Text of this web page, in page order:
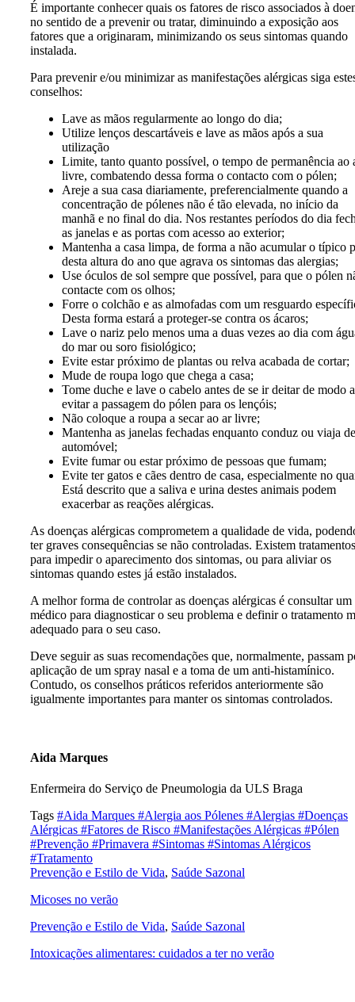
É importante conhecer quais os fatores de risco associados à
no sentido de a prevenir ou tratar, diminuindo a exposição aos
fatores que a originaram, minimizando os seus sintomas quando
instalada.
Para prevenir e/ou minimizar as manifestações alérgicas siga
conselhos:
Lave as mãos regularmente ao longo do dia;
Utilize lenços descartáveis e lave as mãos após a sua
utilização
Limite, tanto quanto possível, o tempo de permanência ao
livre, combatendo dessa forma o contacto com o pólen;
Areje a sua casa diariamente, preferencialmente quando a
concentração de pólenes não é tão elevada, no início da
manhã e no final do dia. Nos restantes períodos do dia
as janelas e as portas com acesso ao exterior;
Mantenha a casa limpa, de forma a não acumular o típico
desta altura do ano que agrava os sintomas das alergias;
Use óculos de sol sempre que possível, para que o pólen
contacte com os olhos;
Forre o colchão e as almofadas com um resguardo
Desta forma estará a proteger-se contra os ácaros;
Lave o nariz pelo menos uma a duas vezes ao dia com
do mar ou soro fisiológico;
Evite estar próximo de plantas ou relva acabada de cortar;
Mude de roupa logo que chega a casa;
Tome duche e lave o cabelo antes de se ir deitar de modo a
evitar a passagem do pólen para os lençóis;
Não coloque a roupa a secar ao ar livre;
Mantenha as janelas fechadas enquanto conduz ou viaja de
automóvel;
Evite fumar ou estar próximo de pessoas que fumam;
Evite ter gatos e cães dentro de casa, especialmente no
Está descrito que a saliva e urina destes animais podem
exacerbar as reações alérgicas.
As doenças alérgicas comprometem a qualidade de vida,
ter graves consequências se não controladas. Existem tratamentos
para impedir o aparecimento dos sintomas, ou para aliviar os
sintomas quando estes já estão instalados.
A melhor forma de controlar as doenças alérgicas é consultar um
médico para diagnosticar o seu problema e definir o tratamento
adequado para o seu caso.
Deve seguir as suas recomendações que, normalmente, passam
aplicação de um spray nasal e a toma de um anti-histamínico.
Contudo, os conselhos práticos referidos anteriormente são
igualmente importantes para manter os sintomas controlados.
Aida Marques
Enfermeira do Serviço de Pneumologia da ULS Braga
Tags #Aida Marques #Alergia aos Pólenes #Alergias #Doenças
Alérgicas #Fatores de Risco #Manifestações Alérgicas #Pólen
#Prevenção #Primavera #Sintomas #Sintomas Alérgicos
#Tratamento
Prevenção e Estilo de Vida, Saúde Sazonal
Micoses no verão
Prevenção e Estilo de Vida, Saúde Sazonal
Intoxicações alimentares: cuidados a ter no verão